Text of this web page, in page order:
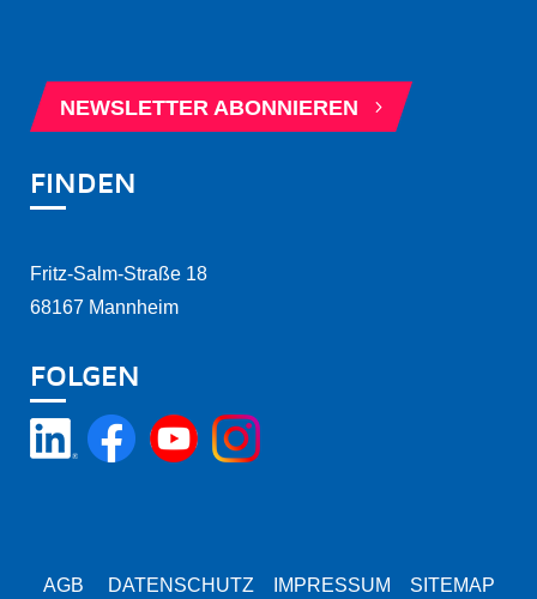
NEWSLETTER ABONNIEREN 5
FINDEN
Fritz-Salm-Straße 18
68167 Mannheim
FOLGEN
AGB DATENSCHUTZ IMPRESSUM SITEMAP